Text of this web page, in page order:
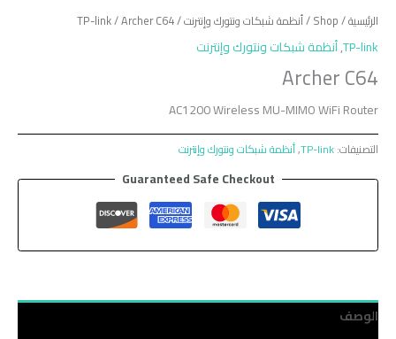
الرئيسية/
Shop
/أنظمة شبكات ونتورك وإنترنت/
TP-link/ Archer C64
TP-link
,أنظمة شبكات ونتورك وإنترنت
Archer C64
AC1200 Wireless MU-MIMO WiFi Router
التصنيفات:TP-link
,أنظمة شبكات ونتورك وإنترنت
Guaranteed Safe Checkout
الوصف